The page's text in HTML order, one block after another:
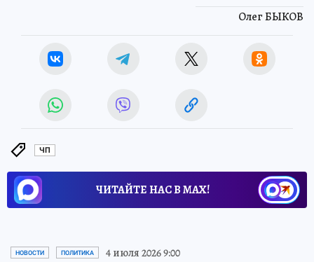
Олег БЫКОВ
ЧП
ЧИТАЙТЕ НАС В МАХ!
НОВОСТИ ПОЛИТИКА 4 июля 2026 9:00